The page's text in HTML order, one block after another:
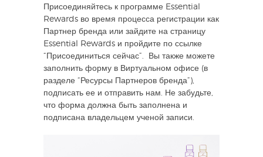
Присоединяйтесь к программе Essential
Rewards во время процесса регистрации как
Партнер бренда или зайдите на страницу
Essential Rewards и пройдите по ссылке
“Присоединиться сейчас”. Вы также можете
заполнить форму в Виртуальном офисе (в
разделе “Ресурсы Партнеров бренда”),
подписать ее и отправить нам. Не забудьте,
что форма должна быть заполнена и
подписана владельцем ученой записи.